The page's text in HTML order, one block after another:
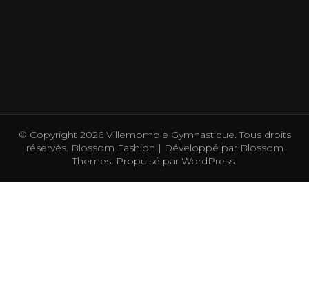
© Copyright 2026 Villemomble Gymnastique . Tous droits
réservés. Blossom Fashion | Développé parBlossom
Themes . Propulsé par WordPress